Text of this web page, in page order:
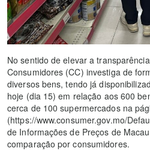
No sentido de elevar a
Consumidores (CC) investiga de
diversos bens, tendo já
hoje (dia 15) em relação aos 600
cerca de 100 supermercados na
(https://www.consumer.gov.mo/
de Informações de Preços de
comparação por consumidores.